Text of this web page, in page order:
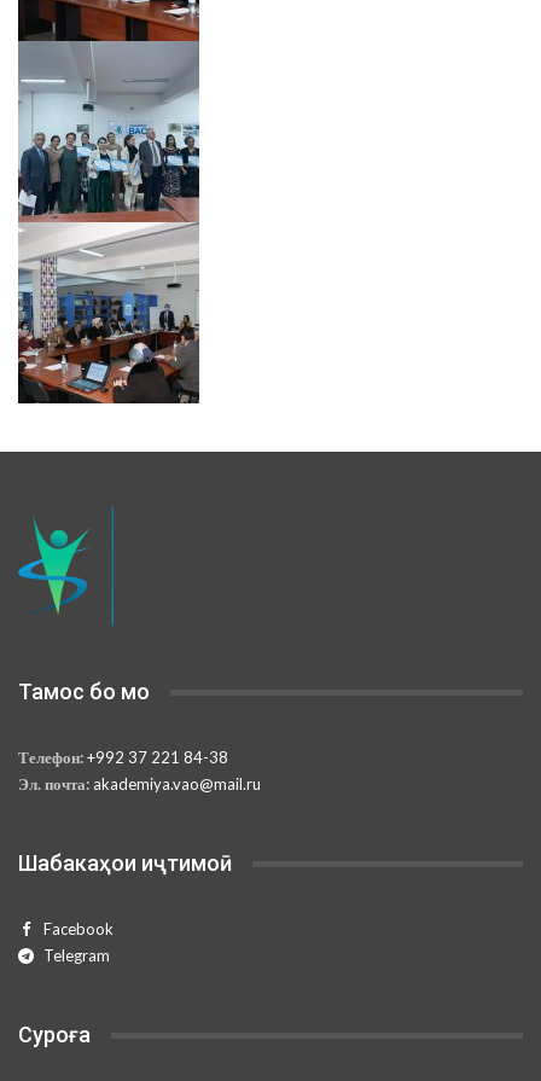
Тамос бо мо
Телефон:+992 37 221 84-38
Эл. почта: akademiya.vao@mail.ru
Шабакаҳои иҷтимоӣ
Facebook
Telegram
Суроға